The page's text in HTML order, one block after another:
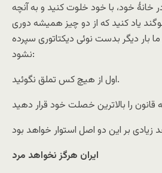
خود، با خود خلوت کنید و به آنچه
یاد کنید که از دو چیز همیشه دوری
بار دیگر بدست نوئی دیکتاتوری سپرده
نشود:
اول از هیچ کس تملق نگوئید.
ایران هرگز نخواهد مرد